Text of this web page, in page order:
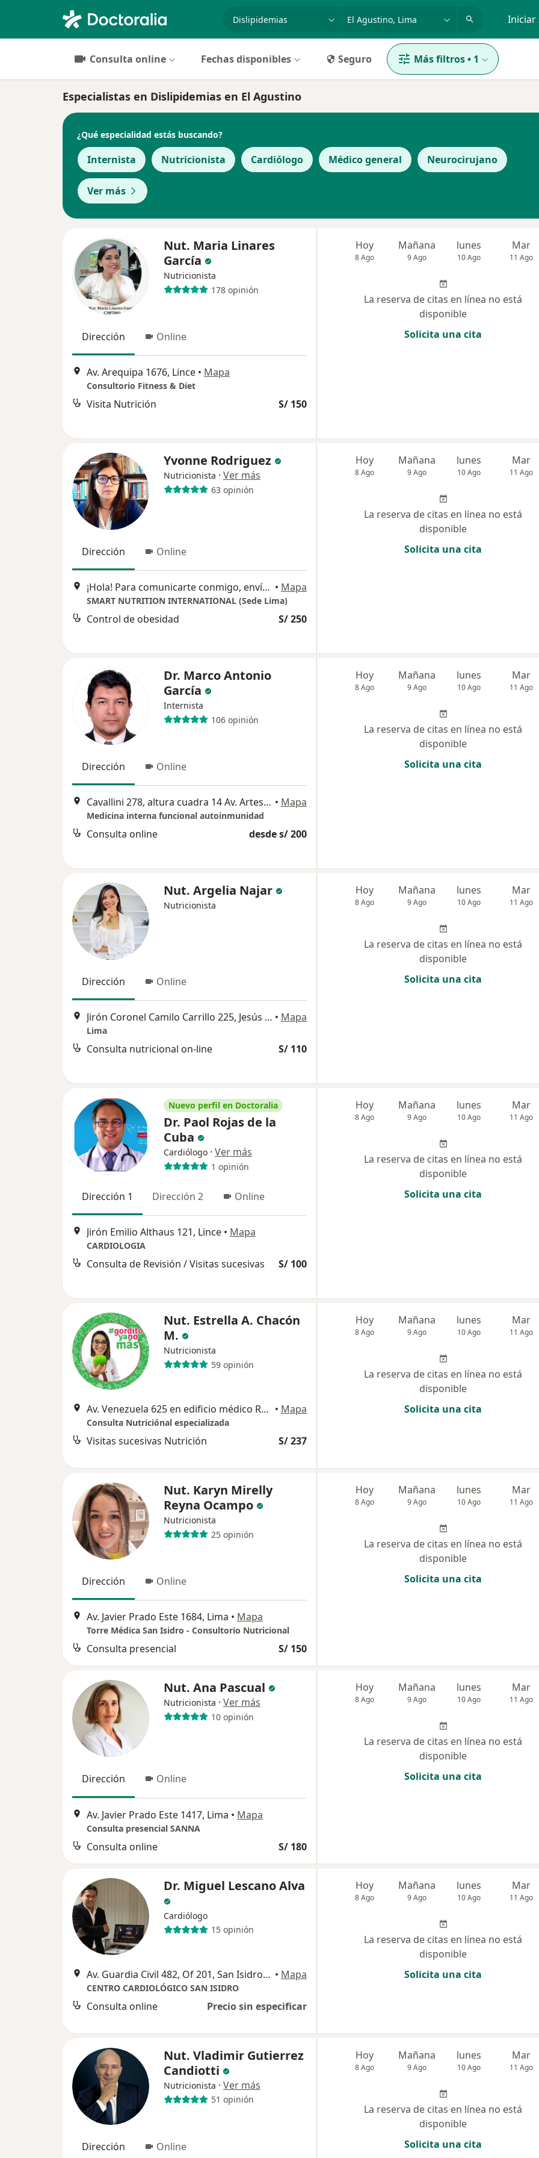
Iniciar
Consulta online Fechas disponibles Seguro Más filtros• 1
Especialistas en Dislipidemias en El Agustino
¿Qué especialidad estás buscando?
Internista Nutricionista Cardiólogo Médico general Neurocirujano
Ver más
Nut. Maria Linares
García
Nutricionista
178 opinión
Dirección Online
Av. Arequipa 1676, Lince • Mapa
Consultorio Fitness & Diet
Visita Nutrición S/ 150
Hoy
8 Ago
Mañana
9 Ago
lunes
10 Ago
Mar
11 Ago
La reserva de citas en línea no está
disponible
Solicita una cita
Yvonne Rodriguez
Nutricionista · Ver más
63 opinión
Dirección Online
¡Hola! Para comunicarte conmigo, envía un WhatsApp o un correo electrónico desde mi sitio web, especificando el motivo de tu consulta. ¡Estaré encantado de ayudarte!, Lima • Mapa
SMART NUTRITION INTERNATIONAL (Sede Lima)
Control de obesidad S/ 250
Hoy
8 Ago
Mañana
9 Ago
lunes
10 Ago
Mar
11 Ago
La reserva de citas en línea no está
disponible
Solicita una cita
Dr. Marco Antonio
García
Internista
106 opinión
Dirección Online
Cavallini 278, altura cuadra 14 Av. Artes Norte, Lima • Mapa
Medicina interna funcional autoinmunidad
Consulta online desde s/ 200
Hoy
8 Ago
Mañana
9 Ago
lunes
10 Ago
Mar
11 Ago
La reserva de citas en línea no está
disponible
Solicita una cita
Nut. Argelia Najar
Nutricionista
Dirección Online
Jirón Coronel Camilo Carrillo 225, Jesús María • Mapa
Lima
Consulta nutricional on-line S/ 110
Hoy
8 Ago
Mañana
9 Ago
lunes
10 Ago
Mar
11 Ago
La reserva de citas en línea no está
disponible
Solicita una cita
Nuevo perfil en Doctoralia
Dr. Paol Rojas de la
Cuba
Cardiólogo · Ver más
1 opinión
Dirección 1 Dirección 2 Online
Jirón Emilio Althaus 121, Lince • Mapa
CARDIOLOGIA
Consulta de Revisión / Visitas sucesivas S/ 100
Hoy
8 Ago
Mañana
9 Ago
lunes
10 Ago
Mar
11 Ago
La reserva de citas en línea no está
disponible
Solicita una cita
Nut. Estrella A. Chacón
M.
Nutricionista
59 opinión
Av. Venezuela 625 en edificio médico Roce 2do piso oficina 215 Cercado de Lima, Cercado de Lima • Mapa
Consulta Nutriciónal especializada
Visitas sucesivas Nutrición S/ 237
Hoy
8 Ago
Mañana
9 Ago
lunes
10 Ago
Mar
11 Ago
La reserva de citas en línea no está
disponible
Solicita una cita
Nut. Karyn Mirelly
Reyna Ocampo
Nutricionista
25 opinión
Dirección Online
Av. Javier Prado Este 1684, Lima • Mapa
Torre Médica San Isidro - Consultorio Nutricional
Consulta presencial S/ 150
Hoy
8 Ago
Mañana
9 Ago
lunes
10 Ago
Mar
11 Ago
La reserva de citas en línea no está
disponible
Solicita una cita
Nut. Ana Pascual
Nutricionista · Ver más
10 opinión
Dirección Online
Av. Javier Prado Este 1417, Lima • Mapa
Consulta presencial SANNA
Consulta online S/ 180
Hoy
8 Ago
Mañana
9 Ago
lunes
10 Ago
Mar
11 Ago
La reserva de citas en línea no está
disponible
Solicita una cita
Dr. Miguel Lescano Alva
Cardiólogo
15 opinión
Av. Guardia Civil 482, Of 201, San Isidro, San Isidro • Mapa
CENTRO CARDIOLÓGICO SAN ISIDRO
Consulta online Precio sin especificar
Hoy
8 Ago
Mañana
9 Ago
lunes
10 Ago
Mar
11 Ago
La reserva de citas en línea no está
disponible
Solicita una cita
Nut. Vladimir Gutierrez
Candiotti
Nutricionista · Ver más
51 opinión
Dirección Online
Hoy
8 Ago
Mañana
9 Ago
lunes
10 Ago
Mar
11 Ago
La reserva de citas en línea no está
disponible
Solicita una cita